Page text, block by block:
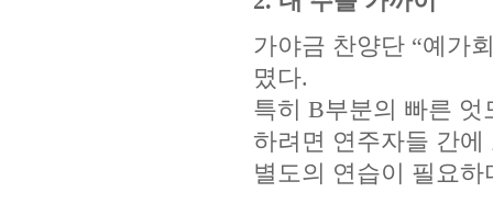
가야금 찬양단 “예가
몄다.
특히 B부분의 빠른 엇
하려면 연주자들 간
별도의 연습이 필요하